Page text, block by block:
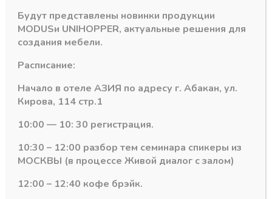
Защелки
Магнитная защелка
Push (для массивных
дверей сопряженная
Защелки
Магнитная защелка Push
Будут представлены новинки продукции
MODUSи UNIHOPPER, актуальные решения для
создания мебели.
Расписание:
Начало в отеле АЗИЯ по адресу г. Абакан, ул.
Кирова, 114 стр.1
10:00 — 10: 30 регистрация.
10:30 – 12:00 разбор тем семинара спикеры из
МОСКВЫ (в процессе Живой диалог с залом)
12:00 – 12:40 кофе брэйк.